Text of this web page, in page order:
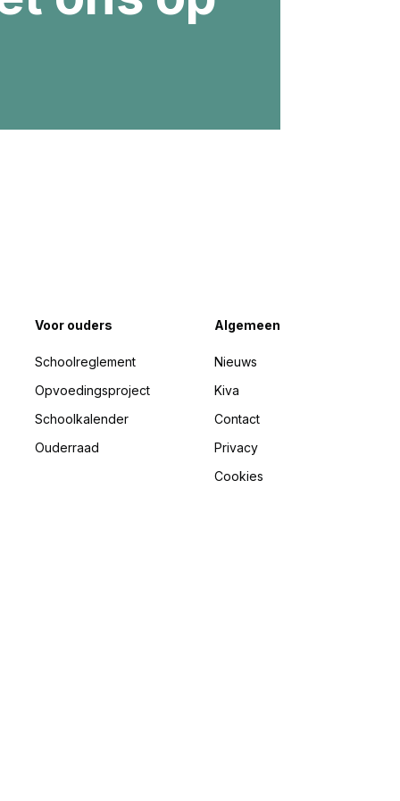
Voor ouders
Schoolreglement
Opvoedingsproject
Schoolkalender
Ouderraad
Algemeen
Nieuws
Kiva
Contact
Privacy
Cookies